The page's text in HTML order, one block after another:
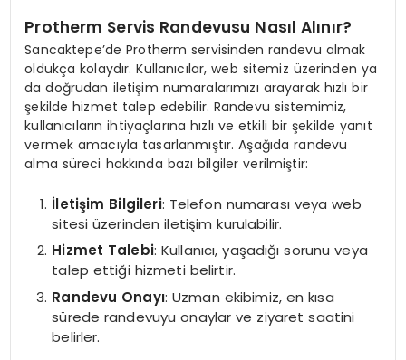
Protherm Servis Randevusu Nasıl Alınır?
Sancaktepe’de Protherm servisinden randevu almak
oldukça kolaydır. Kullanıcılar, web sitemiz üzerinden ya
da doğrudan iletişim numaralarımızı arayarak hızlı bir
şekilde hizmet talep edebilir. Randevu sistemimiz,
kullanıcıların ihtiyaçlarına hızlı ve etkili bir şekilde yanıt
vermek amacıyla tasarlanmıştır. Aşağıda randevu
alma süreci hakkında bazı bilgiler verilmiştir:
İletişim Bilgileri: Telefon numarası veya web
sitesi üzerinden iletişim kurulabilir.
Hizmet Talebi: Kullanıcı, yaşadığı sorunu veya
talep ettiği hizmeti belirtir.
Randevu Onayı: Uzman ekibimiz, en kısa
sürede randevuyu onaylar ve ziyaret saatini
belirler.